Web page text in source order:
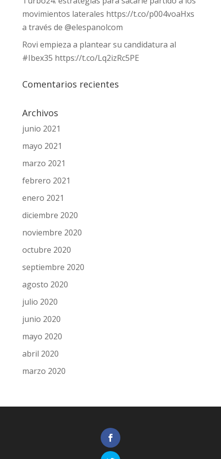
movimientos laterales https://t.co/p004voaHxs
a través de @elespanolcom
Rovi empieza a plantear su candidatura al
#Ibex35 https://t.co/Lq2izRc5PE
Comentarios recientes
Archivos
junio 2021
mayo 2021
marzo 2021
febrero 2021
enero 2021
diciembre 2020
noviembre 2020
octubre 2020
septiembre 2020
agosto 2020
julio 2020
junio 2020
mayo 2020
abril 2020
marzo 2020